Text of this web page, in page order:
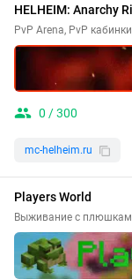
HELHEIM: Anarchy
PvP Arena, PvP
0 / 300
mc-helheim.ru
Players World
Выживание с